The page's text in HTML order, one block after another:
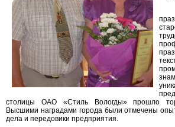
столицы ОАО «Стиль Вологды» прошло
Высшими наградами города были отмечены
дела и передовики предприятия.